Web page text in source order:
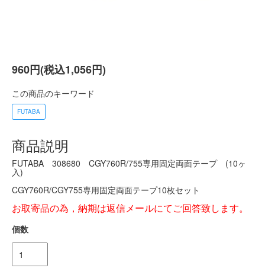
960円(税込1,056円)
この商品のキーワード
FUTABA
商品説明
FUTABA 308680 CGY760R/755専用固定両面テープ (10ヶ
入)
CGY760R/CGY755専用固定両面テープ10枚セット
お取寄品の為，納期は返信メールにてご回答致します。
個数